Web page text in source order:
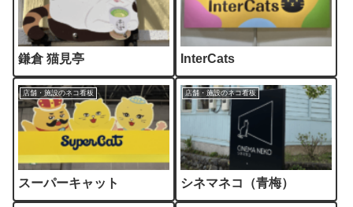
鎌倉 猫見亭 InterCats
店舗・施設のネコ看板
スーパーキャット
店舗・施設のネコ看板
シネマネコ（青梅）